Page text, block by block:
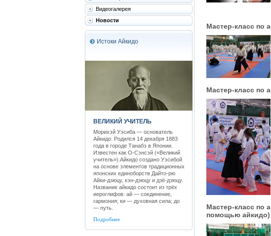
Видеогалерея
Новости
Истоки Айкидо
ВЕЛИКИЙ УЧИТЕЛЬ
Морихэй Уэсиба — основатель
Айкидо. Родился 14 декабря 1883
года в городе Танабэ в Японии.
Известен как О-Сэнсэй («Великий
учитель»).Айкидо создано Уэсибой
на основе элементов традиционных
японских единоборств Дайто-рю
Айки-дзюцу, кэн-дзюцу и дзё-дзюцу.
Название айкидо состоит из трёх
иероглифов: ай — соединение,
гармония; ки — духовная сила; до
— путь.
Подробнее
Мастер-класс по
Мастер-класс по
Мастер-класс по
помощью айкидо)